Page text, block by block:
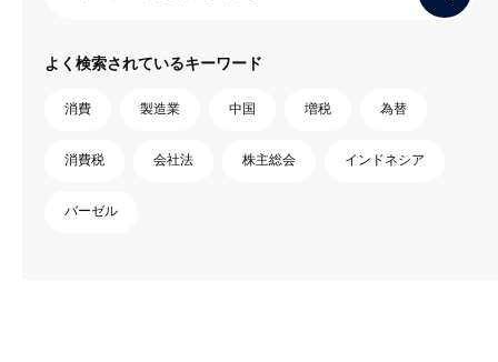
よく検索されているキーワード
消費 製造業 中国 増税 為替
消費税 会社法 株主総会 インドネシア
バーゼル